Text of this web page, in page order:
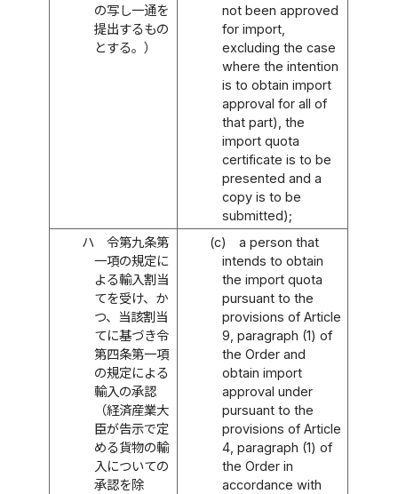
の写し一通を
提出するもの
とする。）
not been approved
for import,
excluding the case
where the intention
is to obtain import
approval for all of
that part), the
import quota
certificate is to be
presented and a
copy is to be
submitted);
ハ
令第九条第
一項の規定に
よる輸入割当
てを受け、か
つ、当該割当
てに基づき令
第四条第一項
の規定による
輸入の承認
（経済産業大
臣が告示で定
める貨物の輸
入についての
承認を除
(c)
a person that
intends to obtain
the import quota
pursuant to the
provisions of Article
9, paragraph (1) of
the Order and
obtain import
approval under
pursuant to the
provisions of Article
4, paragraph (1) of
the Order in
accordance with